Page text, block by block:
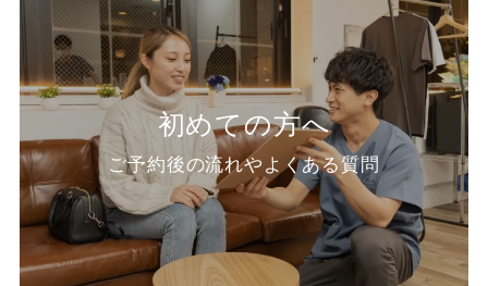
初めての方へ
ご予約後の流れやよくある質問